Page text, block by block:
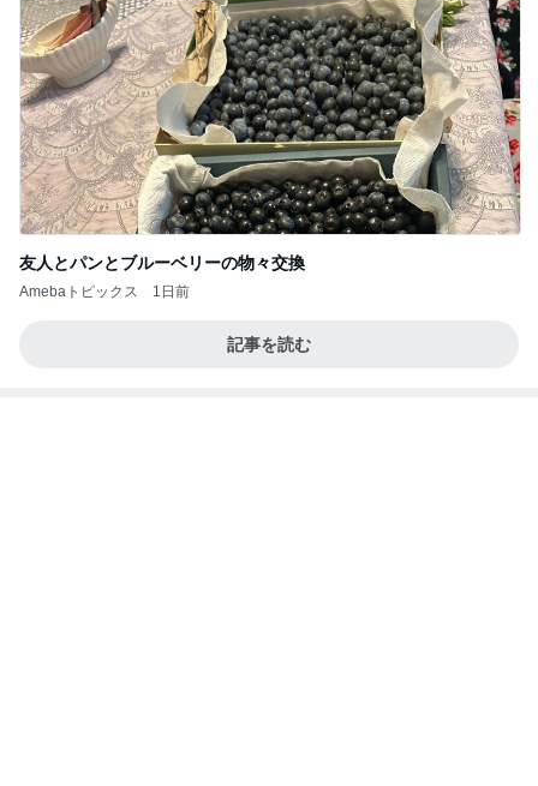
友人とパンとブルーベリーの物々交換
Amebaトピックス 1日前
記事を読む